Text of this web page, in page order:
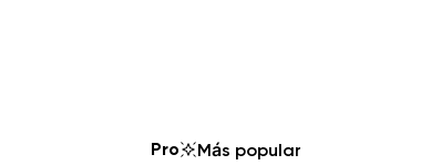
Pro Más popular
1